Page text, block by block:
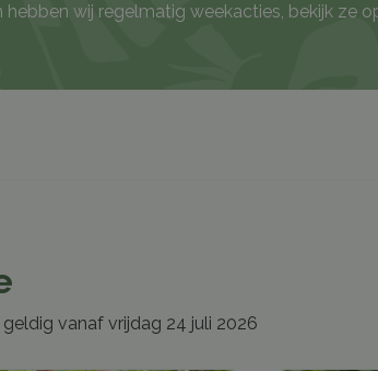
hebben wij regelmatig weekacties, bekijk ze
vanaf vrijdag 24 juli 2026